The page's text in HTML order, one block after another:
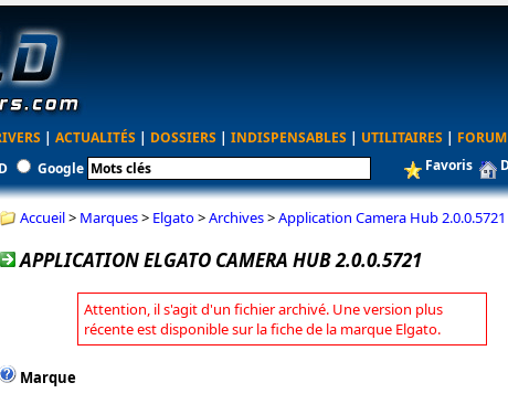
| ACTUALITÉS | DOSSIERS | INDISPENSABLES | UTILITAIRES | FORUM
Google Favoris
Accueil> Marques> Elgato>Archives>Application Camera Hub 2.0.0.5721
APPLICATION ELGATO CAMERA HUB 2.0.0.5721
Attention, il s'agit d'un fichier archivé. Une version plus
récente est disponible sur la fiche de la marque Elgato.
Marque